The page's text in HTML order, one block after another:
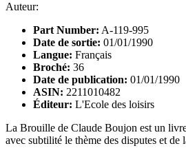
Auteur:
Part Number: A-119-995
Date de sortie: 01/01/1990
Langue: Français
Broché: 36
Date de publication: 01/01/1990
ASIN: 2211010482
Éditeur: L'Ecole des loisirs
La Brouille de Claude Boujon est un
avec subtilité le thème des disputes et de